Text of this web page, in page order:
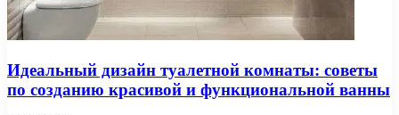
Идеальный дизайн туалетной комнаты: советы
по созданию красивой и функциональной ванны